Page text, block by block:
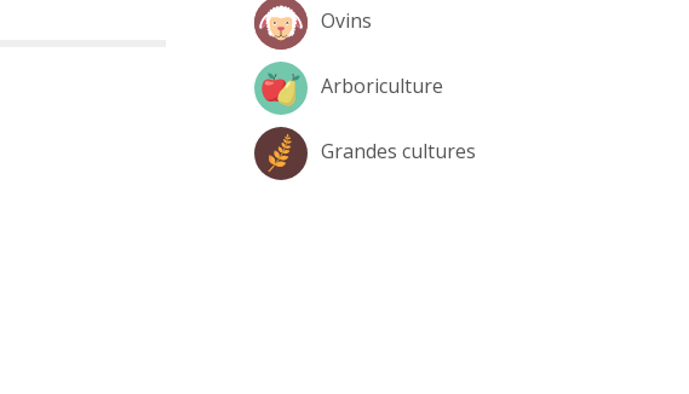
Ovins
Arboriculture
Grandes cultures